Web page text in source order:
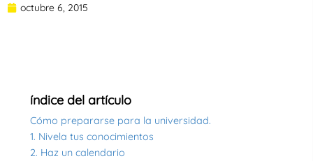
octubre 6, 2015
índice del artículo
Cómo prepararse para la universidad.
1. Nivela tus conocimientos
2. Haz un calendario